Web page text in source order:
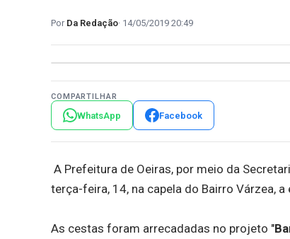
Da Redação 14/05/2019 20:49
COMPARTILHAR
WhatsApp Facebook
A Prefeitura de Oeiras, por meio da
terça-feira, 14, na capela do Bairro Várzea,
As cestas foram arrecadadas no projeto "